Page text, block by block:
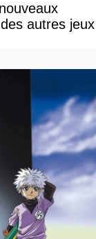
autres jeux